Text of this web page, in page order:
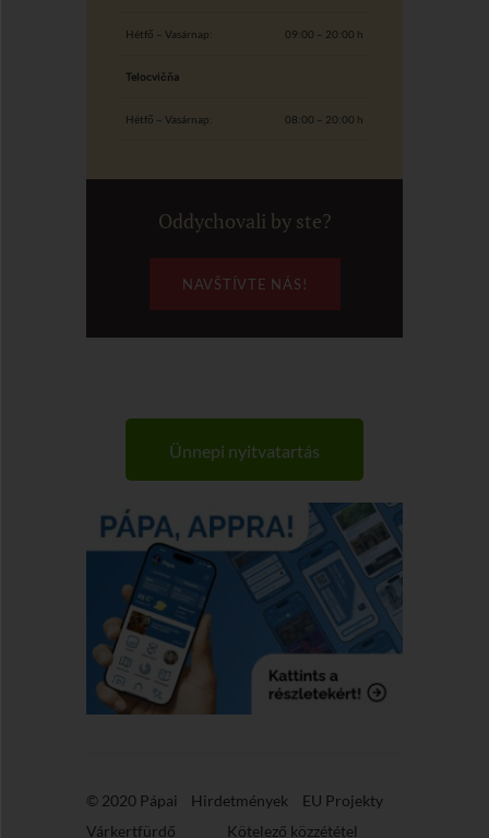
Hétfő – Vasárnap: 09:00 – 20:00 h
Telocvičňa
Hétfő – Vasárnap: 08:00 – 20:00 h
Oddychovali by ste?
NAVŠTÍVTE NÁS!
Ünnepi nyitvatartás
© 2020 Pápai
Várkertfürdő
Hirdetmények
EU Projekty
Kötelező közzététel